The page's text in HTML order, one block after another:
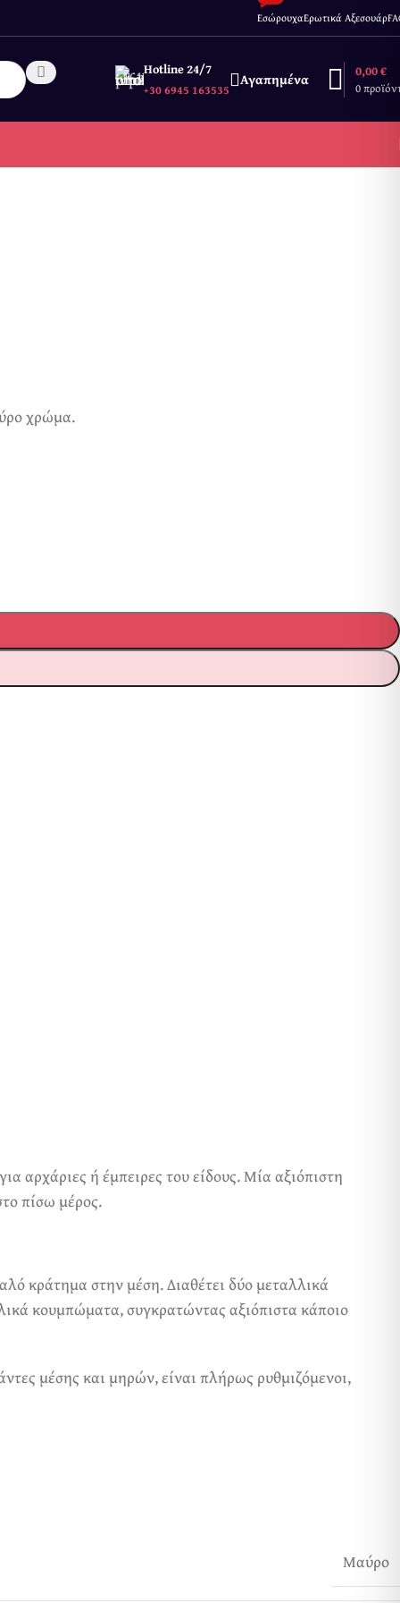
ΕσώρουχαΕρωτικά Αξεσουάρ
Hotline 24/7
+30 6945 163535
Αγαπημένα 0
0,00€
χρώμα.
αρχάριες ή έμπειρες του είδους. Μία αξιόπιστη
πίσω μέρος.
κράτημα στην μέση. Διαθέτει δύο μεταλλικά
κουμπώματα, συγκρατώντας αξιόπιστα κάποιο
μέσης και μηρών, είναι πλήρως ρυθμιζόμενοι,
Μαύρο